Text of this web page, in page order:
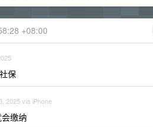
+08:00
保
2025 via iPhone
缴纳